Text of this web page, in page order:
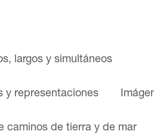
largos y simultáneos
y representaciones
caminos de tierra y de mar